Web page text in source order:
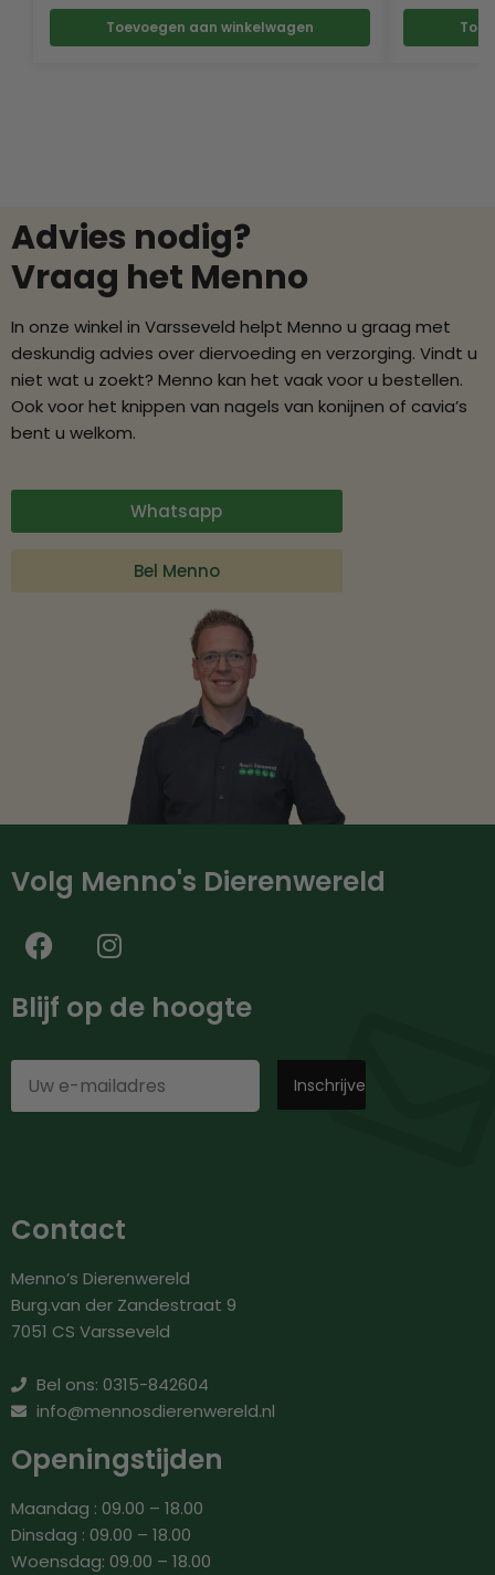
Toevoegen aan winkelwagen
Advies nodig?
Vraag het Menno
In onze winkel in Varsseveld helpt Menno u graag met
deskundig advies over diervoeding en verzorging. Vindt u
niet wat u zoekt? Menno kan het vaak voor u bestellen.
Ook voor het knippen van nagels van konijnen of cavia’s
bent u welkom.
Whatsapp
Bel Menno
Volg Menno's Dierenwereld
Blijf op de hoogte
Contact
Menno’s Dierenwereld
Burg.van der Zandestraat 9
7051 CS Varsseveld
Bel ons: 0315-842604
info@mennosdierenwereld.nl
Openingstijden
Maandag : 09.00 – 18.00
Dinsdag : 09.00 – 18.00
Woensdag: 09.00 – 18.00